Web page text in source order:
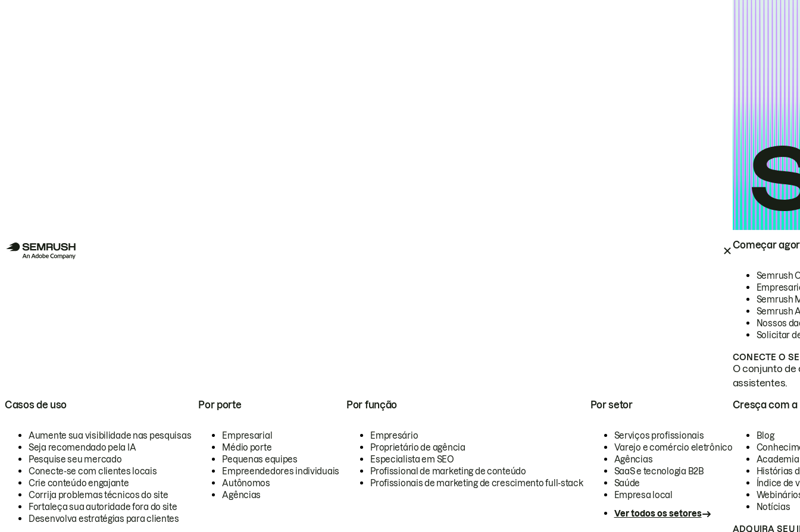
Começar
Semrush
Semrush
Semrush
Nossos
Solicitar
CONECTE O
O conjunto de
assistentes.
Casos de uso
Aumente sua visibilidade nas pesquisas
Seja recomendado pela IA
Pesquise seu mercado
Conecte-se com clientes locais
Crie conteúdo engajante
Corrija problemas técnicos do site
Fortaleça sua autoridade fora do site
Desenvolva estratégias para clientes
Por porte
Empresarial
Médio porte
Pequenas equipes
Empreendedores individuais
Autônomos
Agências
Por função
Empresário
Proprietário de agência
Especialista em SEO
Profissional de marketing de conteúdo
Profissionais de marketing de crescimento full-stack
Por setor
Serviços profissionais
Varejo e comércio eletrônico
Agências
SaaS e tecnologia B2B
Saúde
Empresa local
Ver todos os setores
Cresça com a
Blog
Academia
Histórias
Índice de
Notícias
ADQUIRA SEU